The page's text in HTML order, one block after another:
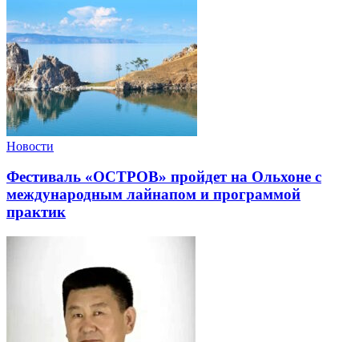
Новости
Фестиваль «ОСТРОВ» пройдет на Ольхоне с
международным лайнапом и программой
практик